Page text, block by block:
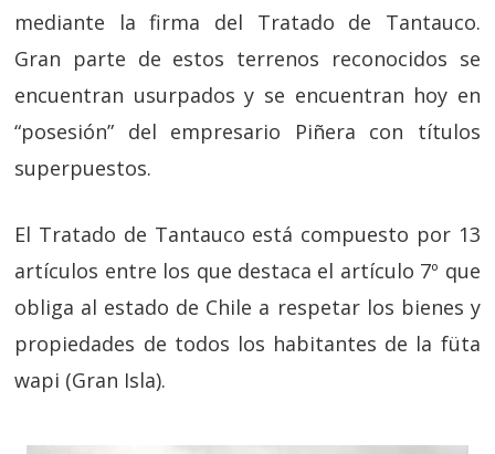
mediante la firma del Tratado de Tantauco.
Gran parte de estos terrenos reconocidos se
encuentran usurpados y se encuentran hoy en
“posesión” del empresario Piñera con títulos
superpuestos.
El Tratado de Tantauco está compuesto por 13
artículos entre los que destaca el artículo 7º que
obliga al estado de Chile a respetar los bienes y
propiedades de todos los habitantes de la füta
wapi (Gran Isla).